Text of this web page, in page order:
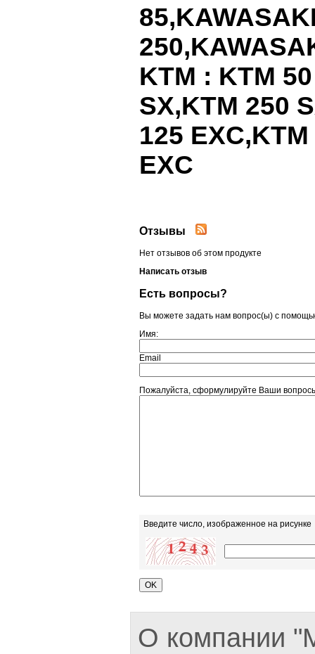
85,
250,
KTM : KTM
SX,KTM 250
125 EXC,KTM
EXC
Отзывы
Нет отзывов об этом продукте
Написать отзыв
Есть вопросы?
Вы можете задать нам вопрос(ы) с
Имя:
Email
Пожалуйста, сформулируйте Ваши
Введите число, изображенное на рисунке
О компании